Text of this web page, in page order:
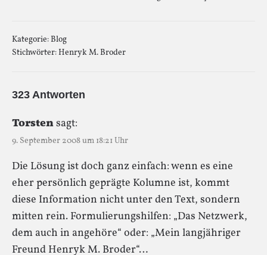
Kategorie:Blog
Stichwörter:Henryk M. Broder
323 Antworten
Torstensagt:
9. September 2008 um 18:21 Uhr
Die Lösung ist doch ganz einfach: wenn es eine
eher persönlich geprägte Kolumne ist, kommt
diese Information nicht unter den Text, sondern
mitten rein. Formulierungshilfen: „Das Netzwerk,
dem auch in angehöre“ oder: „Mein langjähriger
Freund Henryk M. Broder“…